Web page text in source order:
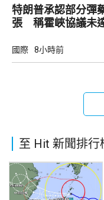
特朗普承認部分彈
張 稱霍峽協議未
國際 8小時前
至 Hit 新聞排行